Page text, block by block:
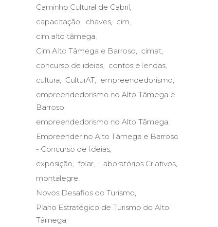
Caminho Cultural de Cabril
capacitação
chaves
cim
cim alto tâmega
Cim Alto Tâmega e Barroso
cimat
concurso de ideias
contos e lendas
cultura
CulturAT
empreendedorismo
empreendedorismo no Alto Tâmega e
Barroso
empreendedorismo no Alto Tãmega
Empreender no Alto Tâmega e Barroso
- Concurso de Ideias
exposição
folar
Laboratórios Criativos
montalegre
Novos Desafios do Turismo
Plano Estratégico de Turismo do Alto
Tâmega